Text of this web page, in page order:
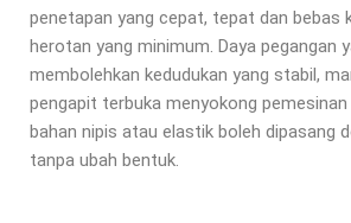
penetapan yang cepat, tepat dan bebas
herotan yang minimum. Daya pegangan
membolehkan kedudukan yang stabil,
pengapit terbuka menyokong pemesinan
bahan nipis atau elastik boleh dipasang
tanpa ubah bentuk.